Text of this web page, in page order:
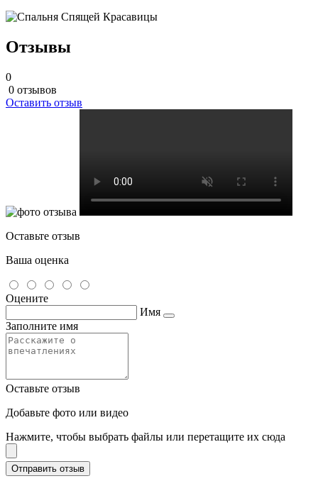
Отзывы
0
0 отзывов
Оставить отзыв
Оставьте отзыв
Ваша оценка
Оцените
Имя
Заполните имя
Оставьте отзыв
Добавьте фото или видео
Нажмите, чтобы выбрать файлы или перетащите их сюда